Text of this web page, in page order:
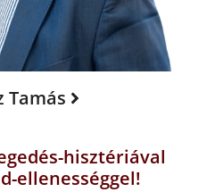
Tamás
hisztériával
ellenességgel!